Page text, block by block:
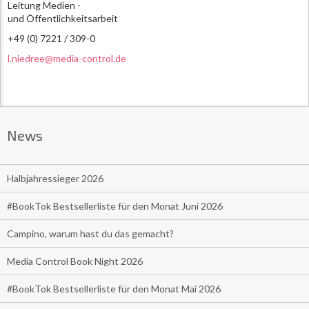
Leitung Medien -
und Öffentlichkeitsarbeit
+49 (0) 7221 / 309-0
l.niedree@media-control.de
News
Halbjahressieger 2026
#BookTok Bestsellerliste für den Monat Juni 2026
Campino, warum hast du das gemacht?
Media Control Book Night 2026
#BookTok Bestsellerliste für den Monat Mai 2026